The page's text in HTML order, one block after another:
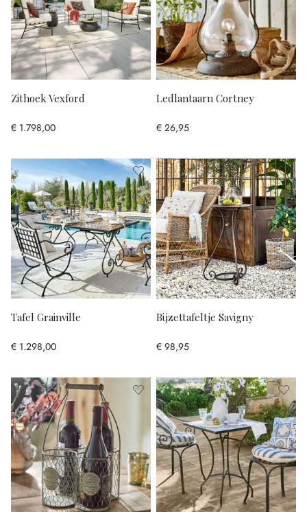
Zithoek Vexford
€ 1.798,00
Ledlantaarn Cortney
€ 26,95
Tafel Grainville
€ 1.298,00
Bijzettafeltje Savigny
€ 98,95